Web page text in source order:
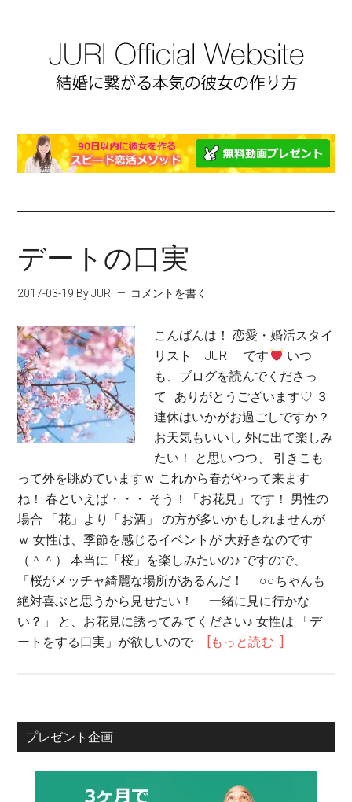
デートの口実
2017-03-19 By JURI コメントを書く
こんばんは！ 恋愛・婚活スタイ
リスト JURI です
いつ
も、ブログを読んでくださっ
て ありがとうございます♡ ３
連休はいかがお過ごしですか？
お天気もいいし 外に出て楽しみ
たい！ と思いつつ、 引きこも
って外を眺めていますｗ これから春がやって来ます
ね！ 春といえば・・・ そう！「お花見」です！ 男性の
場合 「花」より「お酒」 の方が多いかもしれませんが
ｗ 女性は、季節を感じるイベントが 大好きなのです
（＾＾） 本当に「桜」を楽しみたいの♪ ですので、
「桜がメッチャ綺麗な場所があるんだ！ ○○ちゃんも
絶対喜ぶと思うから見せたい！ 一緒に見に行かな
い？」 と、お花見に誘ってみてください♪ 女性は 「デ
ートをする口実」が欲しいので … [もっと読む...]
プレゼント企画